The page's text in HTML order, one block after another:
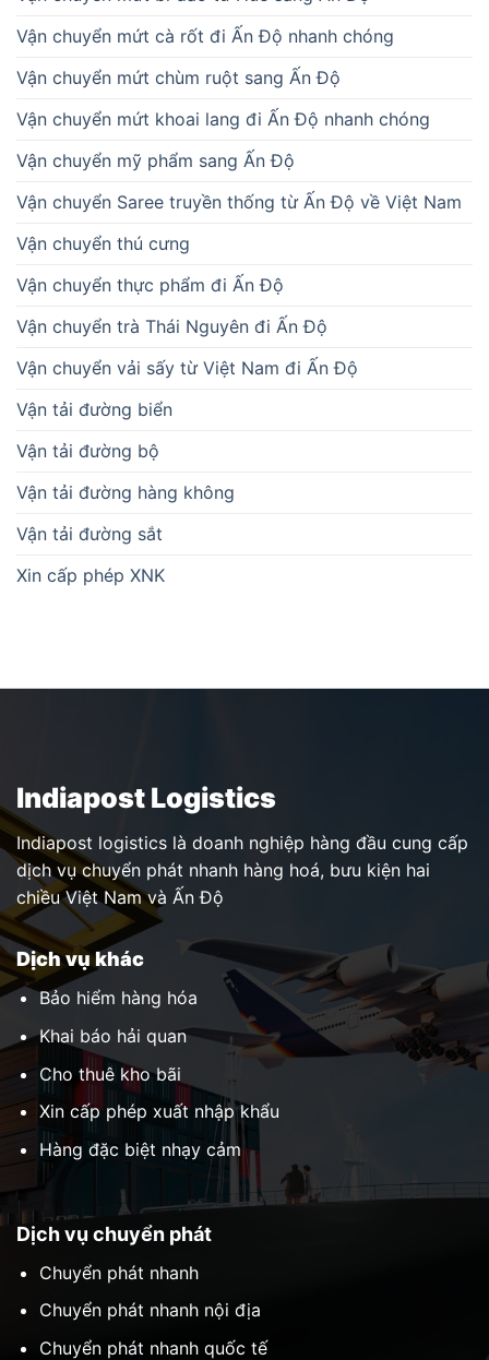
Vận chuyển mứt cà rốt đi Ấn Độ nhanh chóng
Vận chuyển mứt chùm ruột sang Ấn Độ
Vận chuyển mứt khoai lang đi Ấn Độ nhanh chóng
Vận chuyển mỹ phẩm sang Ấn Độ
Vận chuyển Saree truyền thống từ Ấn Độ về Việt Nam
Vận chuyển thú cưng
Vận chuyển thực phẩm đi Ấn Độ
Vận chuyển trà Thái Nguyên đi Ấn Độ
Vận chuyển vải sấy từ Việt Nam đi Ấn Độ
Vận tải đường biển
Vận tải đường bộ
Vận tải đường hàng không
Vận tải đường sắt
Xin cấp phép XNK
Indiapost Logistics
Indiapost logistics là doanh nghiệp hàng đầu cung cấp
dịch vụ chuyển phát nhanh hàng hoá, bưu kiện hai
chiều Việt Nam và Ấn Độ
Dịch vụ chuyển phát
Chuyển phát nhanh
Chuyển phát nhanh nội địa
Chuyển phát nhanh quốc tế
Dịch vụ khác
Bảo hiểm hàng hóa
Khai báo hải quan
Cho thuê kho bãi
Xin cấp phép xuất nhập khẩu
Hàng đặc biệt nhạy cảm